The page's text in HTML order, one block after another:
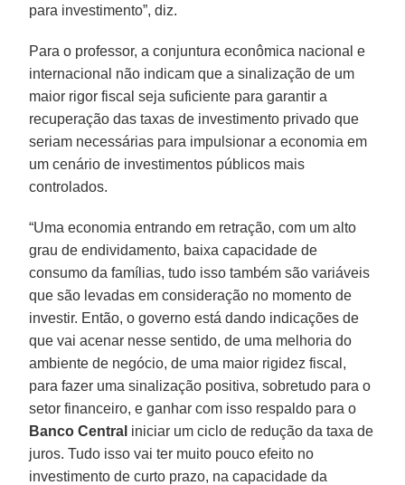
para investimento”, diz.
Para o professor, a conjuntura econômica nacional e
internacional não indicam que a sinalização de um
maior rigor fiscal seja suficiente para garantir a
recuperação das taxas de investimento privado que
seriam necessárias para impulsionar a economia em
um cenário de investimentos públicos mais
controlados.
“Uma economia entrando em retração, com um alto
grau de endividamento, baixa capacidade de
consumo da famílias, tudo isso também são variáveis
que são levadas em consideração no momento de
investir. Então, o governo está dando indicações de
que vai acenar nesse sentido, de uma melhoria do
ambiente de negócio, de uma maior rigidez fiscal,
para fazer uma sinalização positiva, sobretudo para o
setor financeiro, e ganhar com isso respaldo para o
Banco Central iniciar um ciclo de redução da taxa de
juros. Tudo isso vai ter muito pouco efeito no
investimento de curto prazo, na capacidade da